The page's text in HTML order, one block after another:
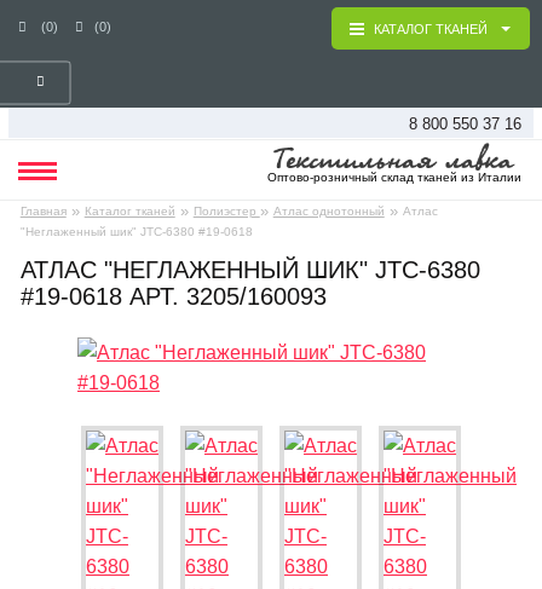
(0) (0)
8 800 550 37 16
Оптово-розничный склад тканей из Италии
Главная » Каталог тканей » Полиэстер » Атлас однотонный » Атлас
"Неглаженный шик" JTC-6380 #19-0618
КАТАЛОГ ТКАНЕЙ
АТЛАС "НЕГЛАЖЕННЫЙ ШИК" JTC-6380
#19-0618 АРТ. 3205/160093